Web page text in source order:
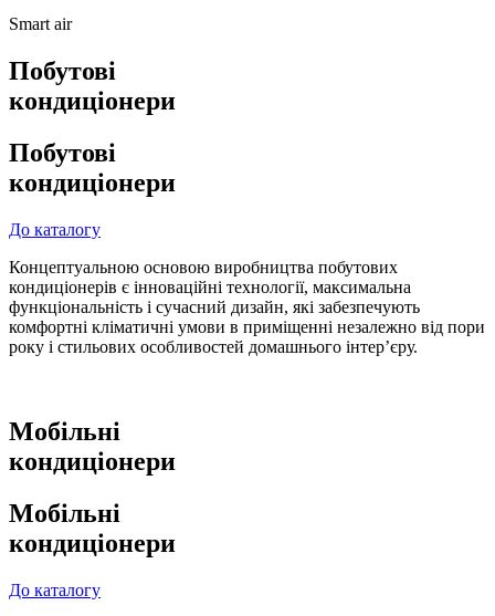
Smart air
Побутові
кондиціонери
Побутові
кондиціонери
До каталогу
Концептуальною основою виробництва побутових
кондиціонерів є інноваційні технології, максимальна
функціональність і сучасний дизайн, які забезпечують
комфортні кліматичні умови в приміщенні незалежно від пори
року і стильових особливостей домашнього інтер’єру.
Мобільні
кондиціонери
Мобільні
кондиціонери
До каталогу